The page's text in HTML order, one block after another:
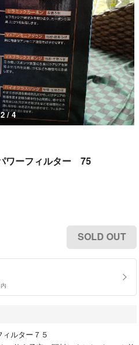
2 / 4
ワーフィルター 75
SOLD OUT
ルター７５